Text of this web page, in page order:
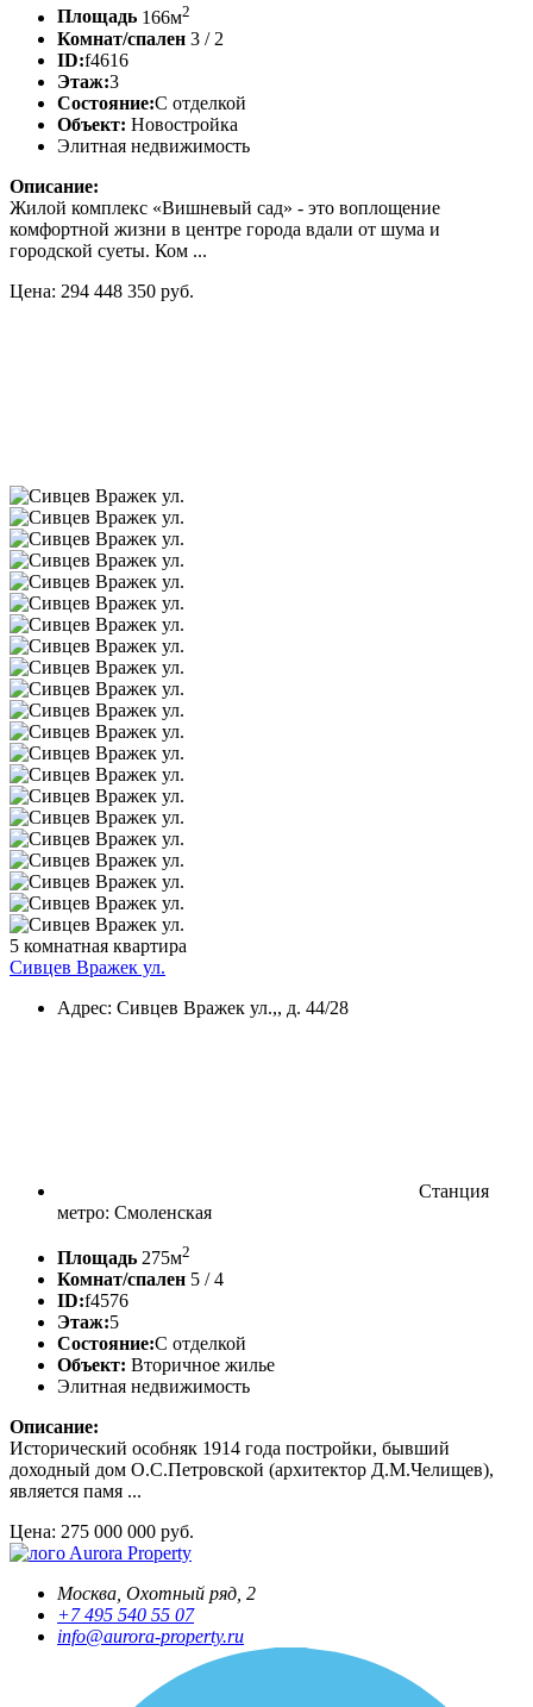
Площадь 166м2
Комнат/спален 3 / 2
ID:f4616
Этаж:3
Состояние:С отделкой
Объект: Новостройка
Элитная недвижимость
Описание:
Жилой комплекс «Вишневый сад» - это воплощение
комфортной жизни в центре города вдали от шума и
городской суеты. Ком ...
Цена: 294 448 350 руб.
5 комнатная квартира
Сивцев Вражек ул.
Адрес: Сивцев Вражек ул.,, д. 44/28
Станция
метро: Смоленская
Площадь 275м2
Комнат/спален 5 / 4
ID:f4576
Этаж:5
Состояние:С отделкой
Объект: Вторичное жилье
Элитная недвижимость
Описание:
Исторический особняк 1914 года постройки, бывший
доходный дом О.С.Петровской (архитектор Д.М.Челищев),
является памя ...
Цена: 275 000 000 руб.
Aurora Property
Москва, Охотный ряд, 2
+7 495 540 55 07
info@aurora-property.ru